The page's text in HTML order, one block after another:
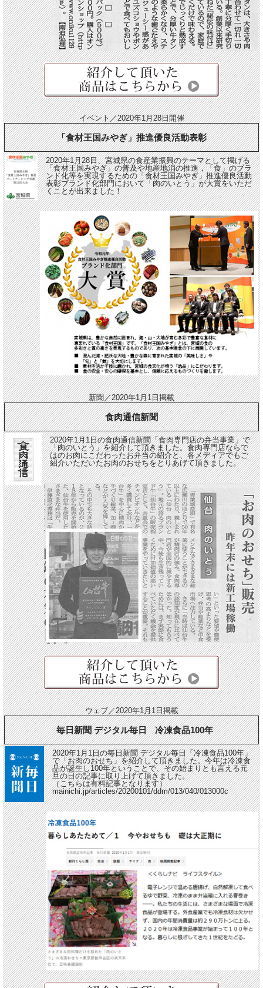
イベント／2020年1月28日開催
「食材王国みやぎ」推進優良活動表彰
2020年1月28日、宮城県の食産業振興のテーマとして掲げる
「食材王国みやぎ」の普及や地産地消の推進，「食」のブラ
ンド化等を実現するための「食材王国みやぎ」推進優良活動
表彰ブランド化部門において「肉のいとう」が大賞をいただ
くことが出来ました！
新聞／2020年1月1日掲載
食肉通信新聞
2020年1月1日の食肉通信新聞「食肉専門店の弁当事業」で
「肉のいとう」を紹介して頂きました。食肉専門店ならで
はのお肉にこだわったお弁当の紹介と、各メディアでもご
紹介いただいたお肉のおせちをとりあげて頂きました。
ウェブ／2020年1月1日掲載
毎日新聞 デジタル毎日 冷凍食品100年
2020年1月1日の毎日新聞 デジタル毎日「冷凍食品100年」
で「お肉のおせち」を紹介して頂きました。今年は冷凍食
品が誕生し100年ということで、その始まりとも言える元
旦の日の記事に取り上げて頂きました。
（こちらは有料記事となります）
mainichi.jp/articles/20200101/ddm/013/040/013000c